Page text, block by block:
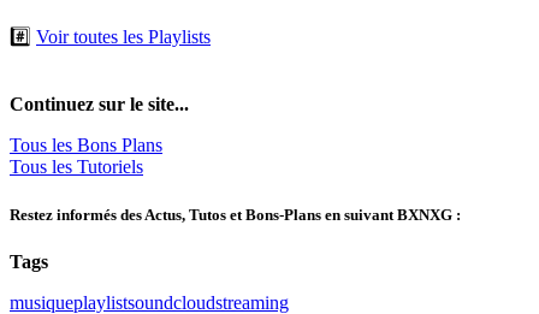
#️⃣ Voir toutes les Playlists
Continuez sur le site...
Tous les Bons Plans
Tous les Tutoriels
Restez informés des Actus, Tutos et Bons-Plans en suivant BXNXG :
Tags
musiqueplaylistsoundcloudstreaming